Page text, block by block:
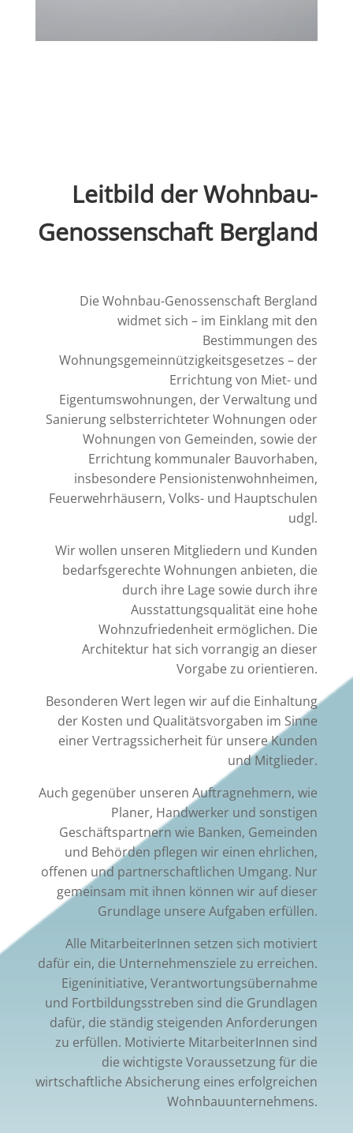
Leitbild der Wohnbau-
Genossenschaft Bergland
Die Wohnbau-Genossenschaft Bergland
widmet sich – im Einklang mit den
Bestimmungen des
Wohnungsgemeinnützigkeitsgesetzes – der
Errichtung von Miet- und
Eigentumswohnungen, der Verwaltung und
Sanierung selbsterrichteter Wohnungen oder
Wohnungen von Gemeinden, sowie der
Errichtung kommunaler Bauvorhaben,
insbesondere Pensionistenwohnheimen,
Feuerwehrhäusern, Volks- und Hauptschulen
udgl.
Wir wollen unseren Mitgliedern und Kunden
bedarfsgerechte Wohnungen anbieten, die
durch ihre Lage sowie durch ihre
Ausstattungsqualität eine hohe
Wohnzufriedenheit ermöglichen. Die
Architektur hat sich vorrangig an dieser
Vorgabe zu orientieren.
Besonderen Wert legen wir auf die Einhaltung
der Kosten und Qualitätsvorgaben im Sinne
einer Vertragssicherheit für unsere Kunden
und Mitglieder.
Auch gegenüber unseren Auftragnehmern, wie
Planer, Handwerker und sonstigen
Geschäftspartnern wie Banken, Gemeinden
und Behörden pflegen wir einen ehrlichen,
offenen und partnerschaftlichen Umgang. Nur
gemeinsam mit ihnen können wir auf dieser
Grundlage unsere Aufgaben erfüllen.
Alle MitarbeiterInnen setzen sich motiviert
dafür ein, die Unternehmensziele zu erreichen.
Eigeninitiative, Verantwortungsübernahme
und Fortbildungsstreben sind die Grundlagen
dafür, die ständig steigenden Anforderungen
zu erfüllen. Motivierte MitarbeiterInnen sind
die wichtigste Voraussetzung für die
wirtschaftliche Absicherung eines erfolgreichen
Wohnbauunternehmens.